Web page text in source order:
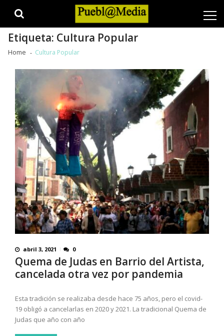
Etiqueta: Cultura Popular
Home Cultura Popular
abril 3, 2021 0
Quema de Judas en Barrio del Artista,
cancelada otra vez por pandemia
Esta tradición se realizaba desde hace 75 años, pero el covid-
19 obligó a cancelarlas en 2020 y 2021. La tradicional Quema de
Judas que año con año